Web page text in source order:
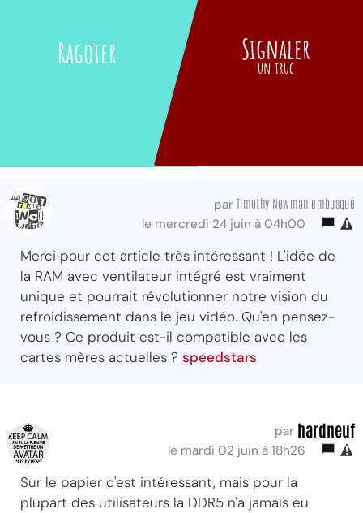
Ragoter Signaler
un truc
par Timothy Newman embusqué
le mercredi 24 juin à 04h00
Merci pour cet article très intéressant ! L'idée de
la RAM avec ventilateur intégré est vraiment
unique et pourrait révolutionner notre vision du
refroidissement dans le jeu vidéo. Qu'en pensez-
vous ? Ce produit est-il compatible avec les
cartes mères actuelles ? speedstars
par hardneuf
le mardi 02 juin à 18h26
Sur le papier c'est intéressant, mais pour la
plupart des utilisateurs la DDR5 n'a jamais eu